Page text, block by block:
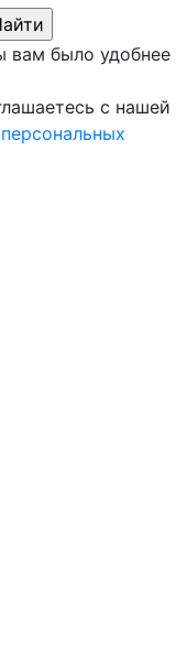
вам было удобнее
с нашей